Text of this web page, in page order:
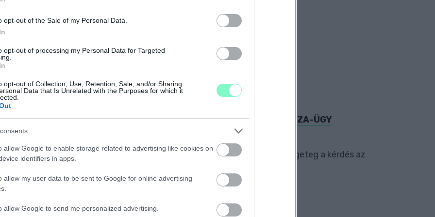
opt-out of the Sale of my Personal Data.
opt-out of processing my Personal Data for Targeted
opt-out of Collection, Use, Retention, Sale, and/or Sharing
Data that Is Unrelated with the Purposes for which it
allow Google to enable storage related to advertising like cookies on
identifiers in apps.
allow my user data to be sent to Google for online advertising
allow Google to send me personalized advertising.
FŐKAPITÁNYA
jelenthetik be az új főkapitányt.
Volt, amikor 93 alkalmazott volt a cégnél.
MA MEG A GYŐR-SZOLNÁL – TOVÁBB GYŰRŰZIK A LAKÁSKASSZA-ÜGY
adatgyűjtést végeztek a hatóságok, miközben továbbra is rengeteg a kérdés az
A GYŐR PROJEKT KFT.-NÉL